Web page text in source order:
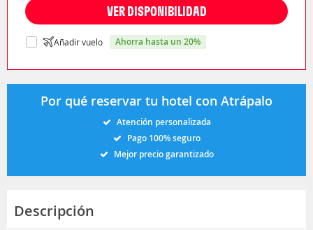
VER DISPONIBILIDAD
Añadir vuelo ahorra hasta un 20%
Por qué reservar tu hotel con Atrápalo
Atención personalizada
Pago 100% seguro
Mejor precio garantizado
Descripción